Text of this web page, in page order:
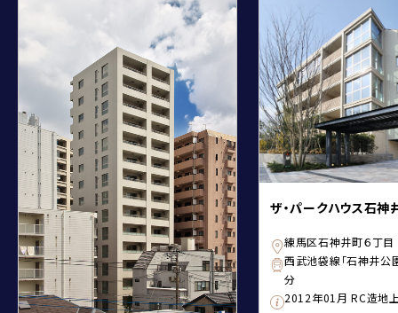
ザ・パークハウス石神
練馬区石神井町６丁目
西武池袋線「石神井
分
2012年01月 RC造地